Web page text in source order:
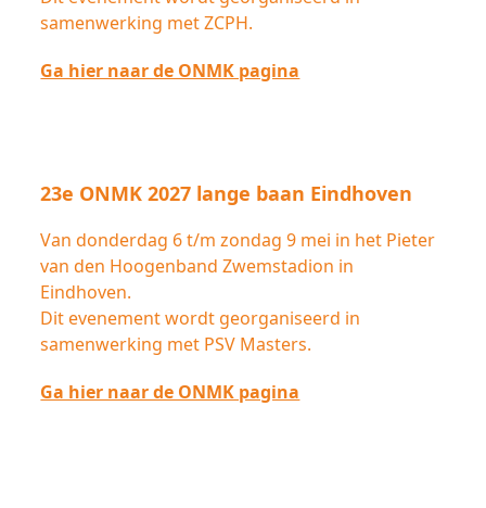
samenwerking met ZCPH.
Ga hier naar de ONMK pagina
23e ONMK 2027 lange baan Eindhoven
Van donderdag 6 t/m zondag 9 mei in het Pieter
van den Hoogenband Zwemstadion in
Eindhoven.
Dit evenement wordt georganiseerd in
samenwerking met PSV Masters.
Ga hier naar de ONMK pagina